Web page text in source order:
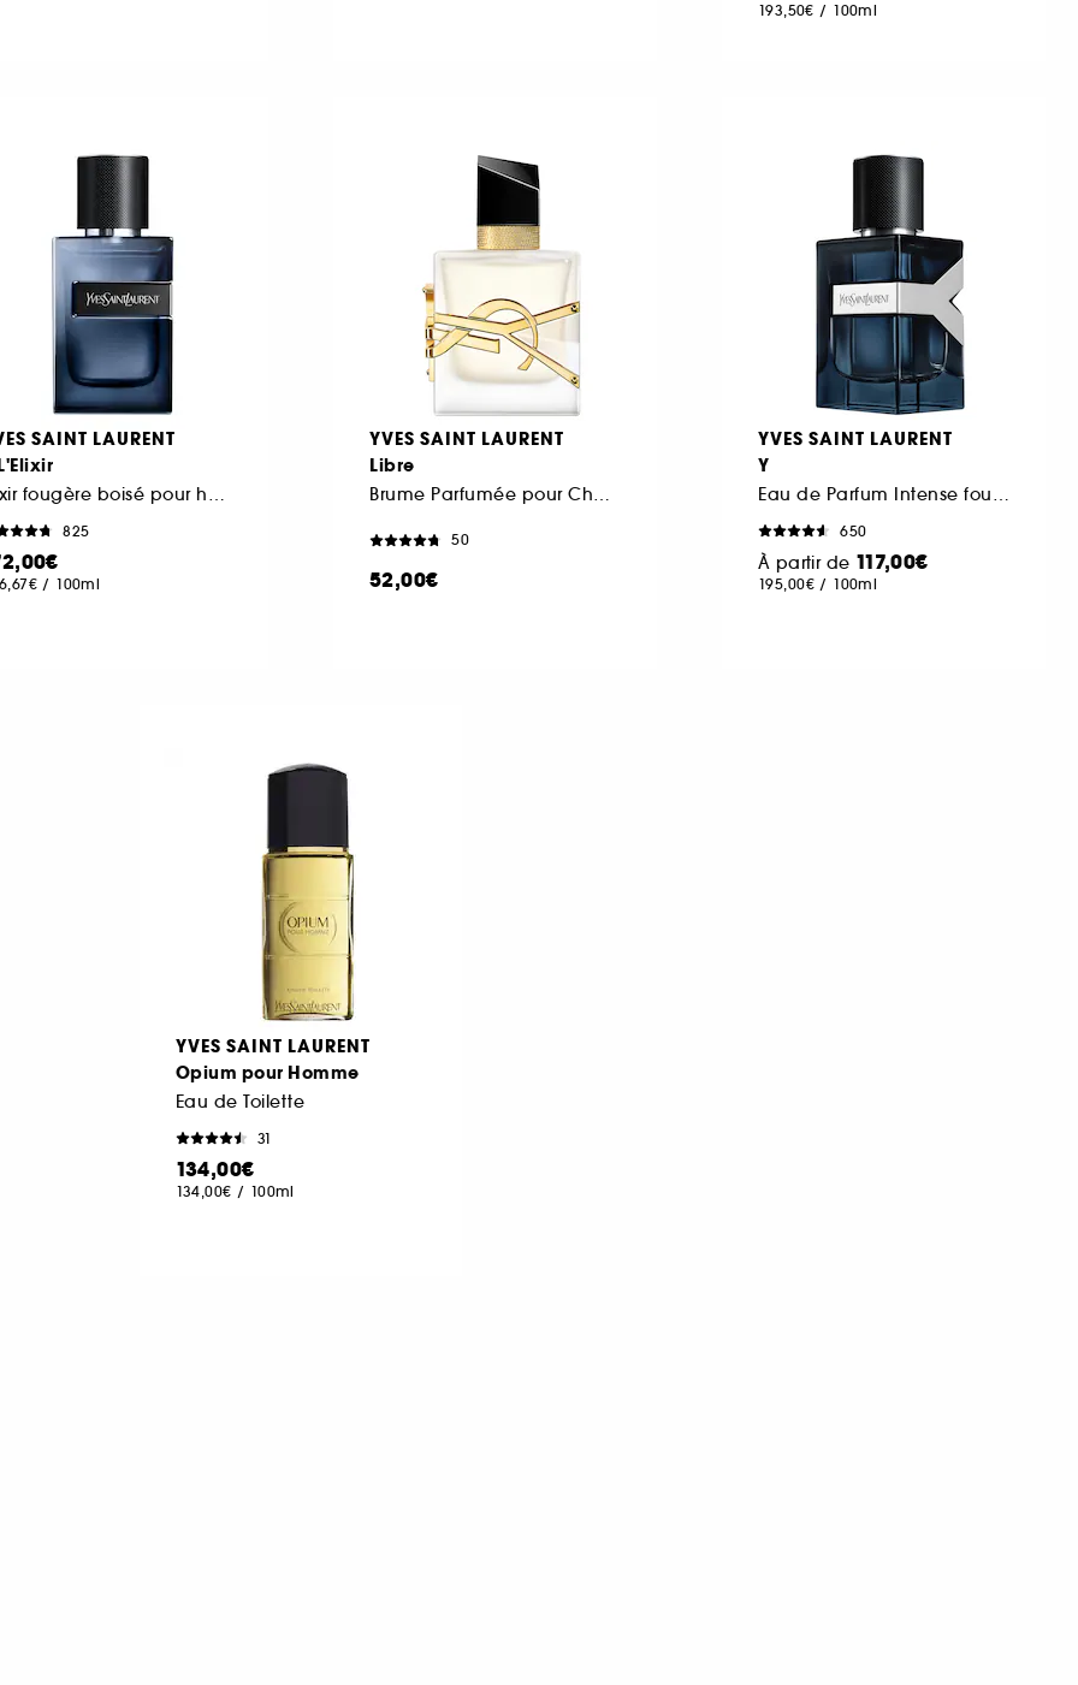
193,50€ / 100ml
SAINT LAURENT
Elixir fougère boisé pour homme
825
/ 100ml
YVES SAINT LAURENT
Libre
Brume Parfumée pour Cheveux
50
52,00€
YVES SAINT LAURENT
Y
Eau de Parfum Intense fougère épicée pour homme
650
À partir de 117,00€
195,00€ / 100ml
YVES SAINT LAURENT
Opium pour Homme
Eau de Toilette
31
134,00€
134,00€ / 100ml